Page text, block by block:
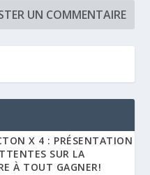
X 4 : PRÉSENTATION
SUR LA
À TOUT GAGNER!